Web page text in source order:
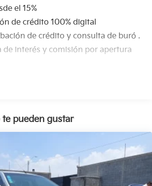
el 15%
de crédito 100% digital
de crédito y consulta de buró .
de interés y comisión por apertura
pueden gustar